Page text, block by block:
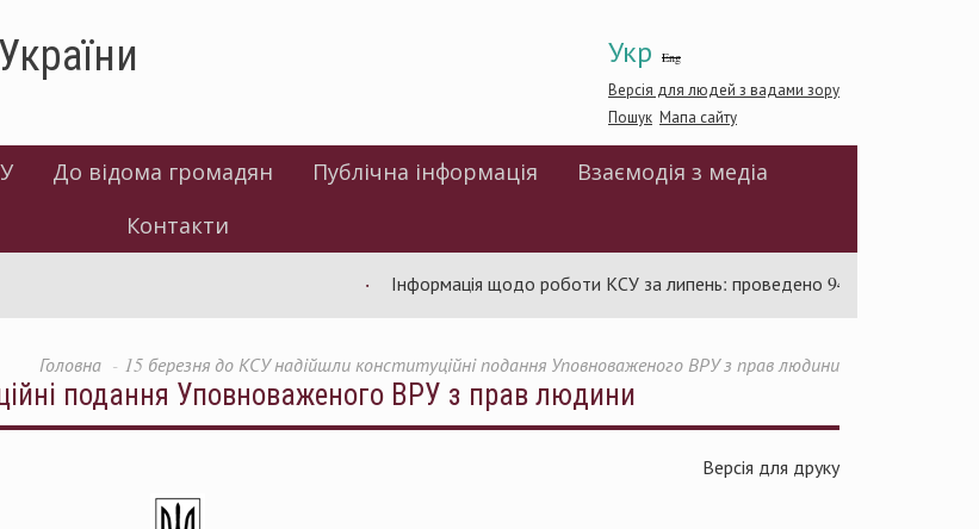
Укр Eng
Версія для людей з вадами зору
Пошук Мапа сайту
До відома громадян Публічна інформація
Взаємодія з медіа
Контакти
Інформація щодо роботи КСУ за липень: проведено 94 засідання та
Головна 15 березня до КСУ надійшли конституційні подання Уповноваженого ВРУ з прав людини
подання Уповноваженого ВРУ з прав людини
Версія для друку